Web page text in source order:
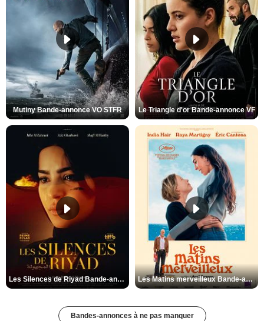
Mutiny Bande-annonce VO STFR Le Triangle d'or Bande-annonce VF
Les Silences de Riyad Bande-annonce VO STFR Les Matins merveilleux Bande-annonce VF
Bandes-annonces à ne pas manquer